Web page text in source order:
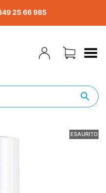
25 66 985
Toggle Menu
ESAURITO